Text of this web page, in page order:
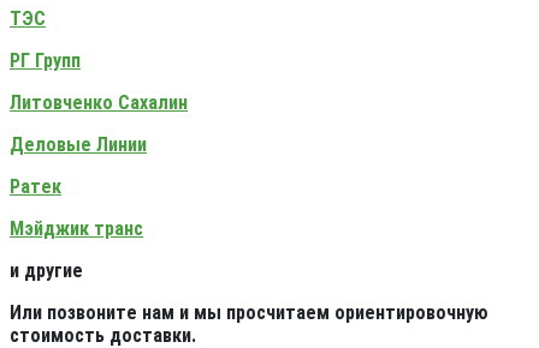
ТЭС
РГ Групп
Литовченко Сахалин
Деловые Линии
Ратек
Мэйджик транс
и другие
Или позвоните нам и мы просчитаем ориентировочную
стоимость доставки.